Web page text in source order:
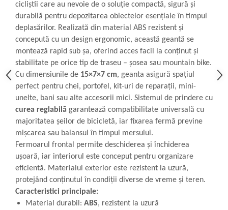
cicliștii care au nevoie de o soluție compactă, sigură și
durabilă pentru depozitarea obiectelor esențiale în timpul
deplasărilor. Realizată din material ABS rezistent și
concepută cu un design ergonomic, această geantă se
montează rapid sub șa, oferind acces facil la conținut și
stabilitate pe orice tip de traseu – șosea sau mountain bike.
Cu dimensiunile de 15×7×7 cm, geanta asigură spațiul
perfect pentru chei, portofel, kit-uri de reparații, mini-
unelte, bani sau alte accesorii mici. Sistemul de prindere cu
curea reglabilă garantează compatibilitate universală cu
majoritatea șeilor de bicicletă, iar fixarea fermă previne
mișcarea sau balansul în timpul mersului.
Fermoarul frontal permite deschiderea și închiderea
ușoară, iar interiorul este conceput pentru organizare
eficientă. Materialul exterior este rezistent la uzură,
protejând conținutul în condiții diverse de vreme și teren.
Caracteristici principale:
Material durabil: ABS, rezistent la uzură